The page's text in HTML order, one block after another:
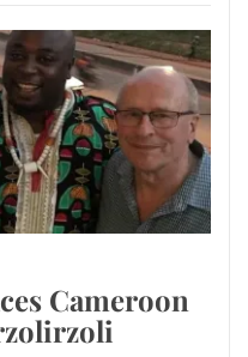
Cameroon